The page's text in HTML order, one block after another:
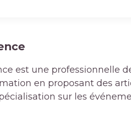
est une professionnelle
en proposant des
sur les